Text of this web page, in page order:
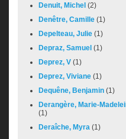
Denuit, Michel (2)
Denêtre, Camille (1)
Depelteau, Julie (1)
Depraz, Samuel (1)
Deprez, V (1)
Deprez, Viviane (1)
Dequêne, Benjamin (1)
Derangère, Marie-
(1)
Deraîche, Myra (1)